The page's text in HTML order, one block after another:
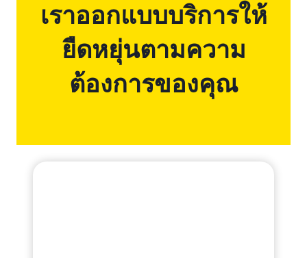
เราออกแบบบริการให้
ยืดหยุ่นตามความ
ต้องการของคุณ